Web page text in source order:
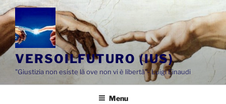
Salta
al
contenuto
VERSOILFUTURO (IUS)
"Giustizia non esiste là ove non vi è libertà"- Luigi Einaudi
Menu